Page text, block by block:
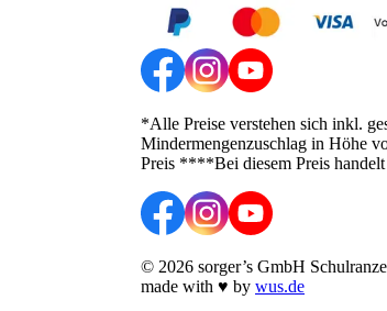
*Alle Preise verstehen sich inkl.
Mindermengenzuschlag in Höhe
Preis ****Bei diesem Preis
© 2026 sorger’s GmbH
made with ♥ by wus.de